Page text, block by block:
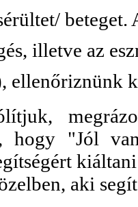
illetve az
ellenőriznünk
hogy "Jól
aki